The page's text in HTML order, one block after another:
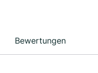
Bewertungen